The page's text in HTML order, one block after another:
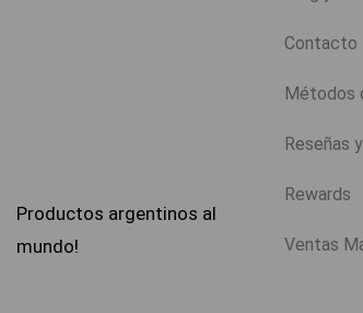
Productos argentinos al
mundo!
Contacto
Métodos
Reseñas
Rewards
Ventas